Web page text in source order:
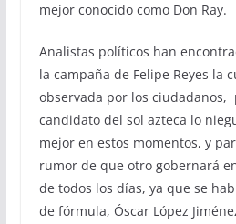
mejor conocido como Don Ray.
Analistas políticos han
la campaña de Felipe Reyes la
observada por los ciudadanos,
candidato del sol azteca lo
mejor en estos momentos, y
rumor de que otro gobernará
de todos los días, ya que se
de fórmula, Óscar López